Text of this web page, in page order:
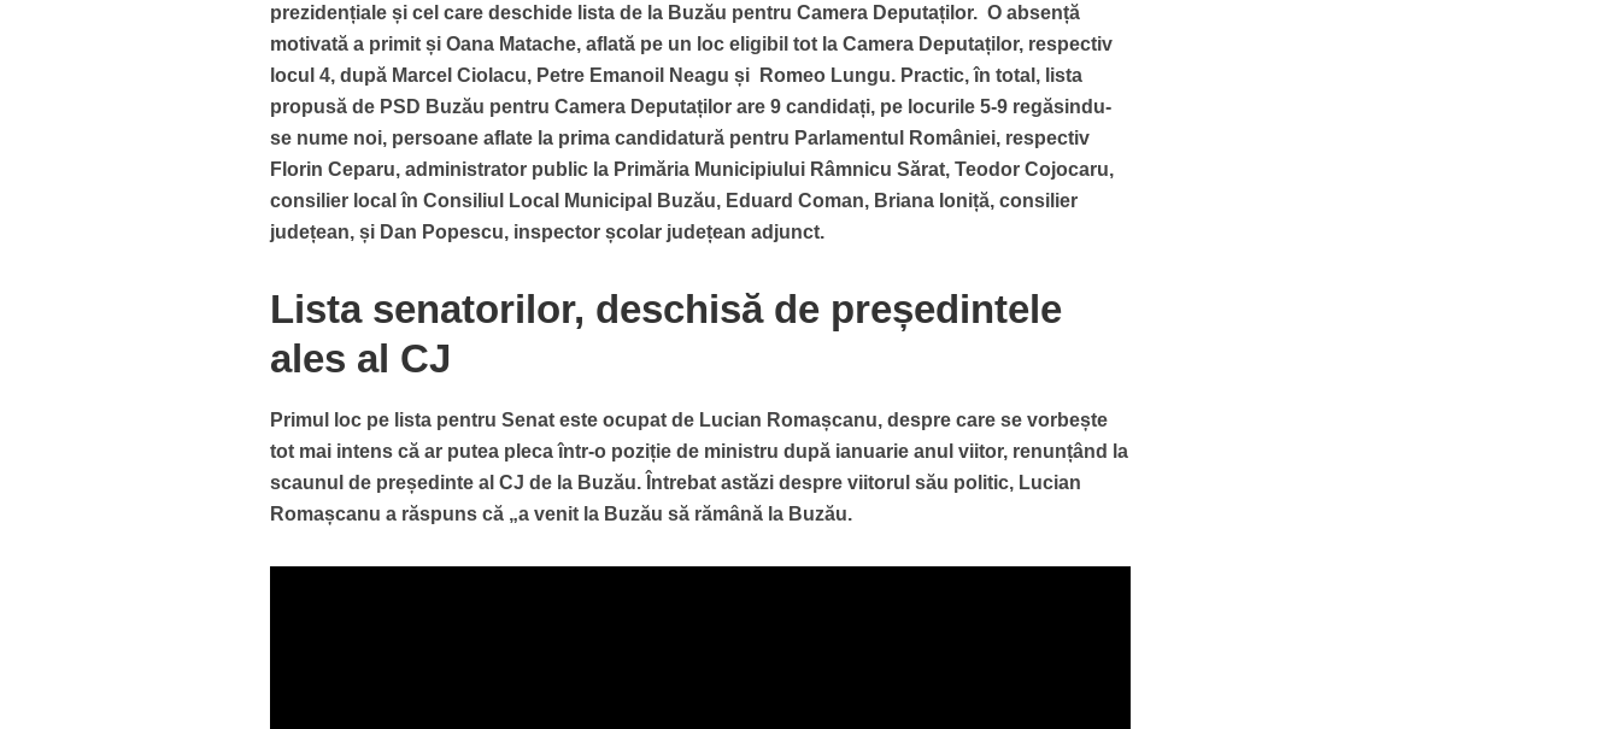
prezidențiale și cel care deschide lista de la Buzău pentru Camera Deputaților. O absență
motivată a primit și Oana Matache, aflată pe un loc eligibil tot la Camera Deputaților, respectiv
locul 4, după Marcel Ciolacu, Petre Emanoil Neagu și Romeo Lungu. Practic, în total, lista
propusă de PSD Buzău pentru Camera Deputaților are 9 candidați, pe locurile 5-9 regăsindu-
se nume noi, persoane aflate la prima candidatură pentru Parlamentul României, respectiv
Florin Ceparu, administrator public la Primăria Municipiului Râmnicu Sărat, Teodor Cojocaru,
consilier local în Consiliul Local Municipal Buzău, Eduard Coman, Briana Ioniță, consilier
județean, și Dan Popescu, inspector școlar județean adjunct.
Lista senatorilor, deschisă de președintele
ales al CJ
Primul loc pe lista pentru Senat este ocupat de Lucian Romașcanu, despre care se vorbește
tot mai intens că ar putea pleca într-o poziție de ministru după ianuarie anul viitor, renunțând la
scaunul de președinte al CJ de la Buzău. Întrebat astăzi despre viitorul său politic, Lucian
Romașcanu a răspuns că „a venit la Buzău să rămână la Buzău.